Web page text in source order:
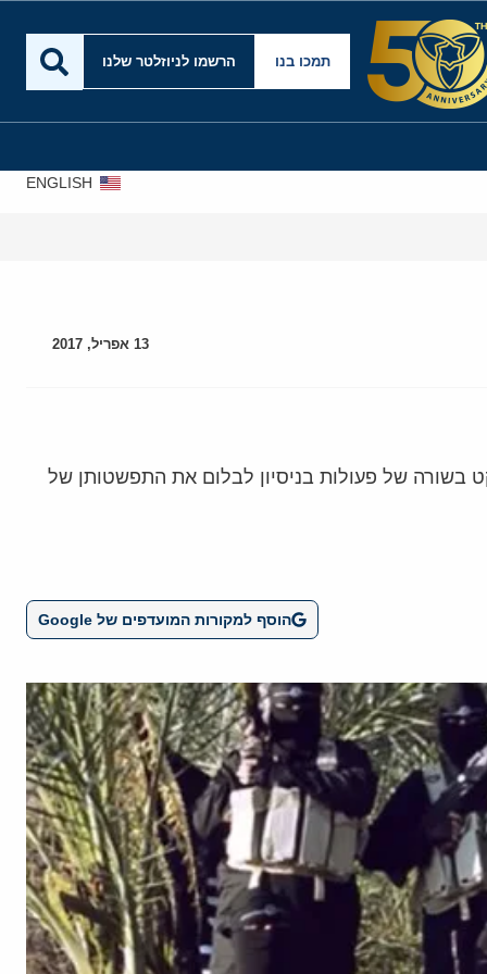
תמכו בנו הרשמו לניוזלטר שלנו
ENGLISH
13 אפריל, 2017
בשורה של פעולות בניסיון לבלום את התפשטותן של
הוסף למקורות המועדפים של Google